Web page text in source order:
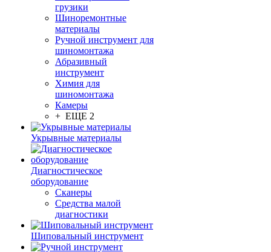
грузики
Шиноремонтные
материалы
Ручной инструмент для
шиномонтажа
Абразивный
инструмент
Химия для
шиномонтажа
Камеры
+ ЕЩЕ 2
Укрывные материалы
Диагностическое
оборудование
Сканеры
Средства малой
диагностики
Шиповальный инструмент